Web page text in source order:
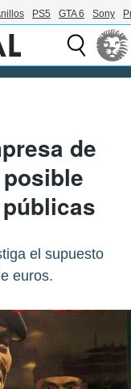
PS5 GTA 6 Sony
de
el supuesto
euros.